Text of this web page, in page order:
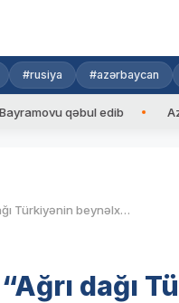
#rusiya #azərbaycan
qəbul edib
Paşinyandan etiraf: “Ağrı dağı Türkiyənin beynəlxalq səviyyədə tanınmış ərazisindədir”
dağı